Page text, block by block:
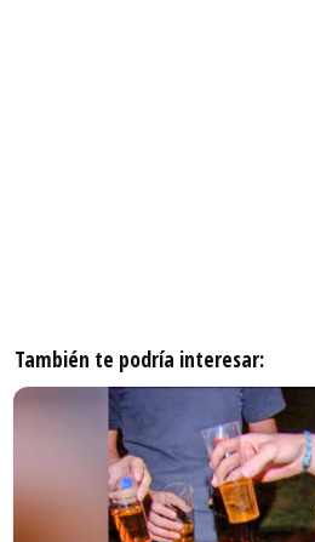
También te podría interesar: